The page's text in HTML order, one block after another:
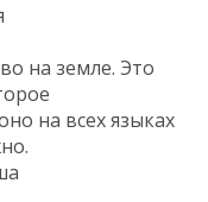
на земле. Это
на всех языках